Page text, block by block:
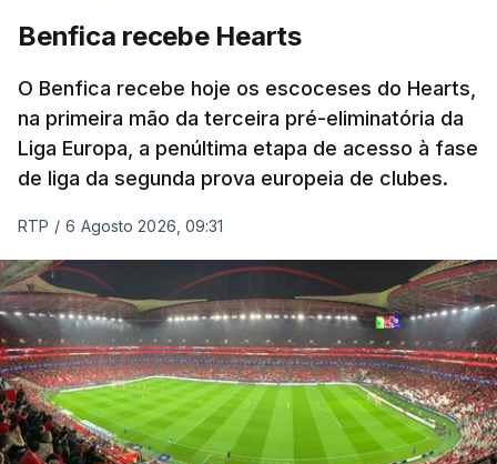
Benfica recebe Hearts
O Benfica recebe hoje os escoceses do Hearts,
na primeira mão da terceira pré-eliminatória da
Liga Europa, a penúltima etapa de acesso à fase
de liga da segunda prova europeia de clubes.
RTP / 6 Agosto 2026, 09:31